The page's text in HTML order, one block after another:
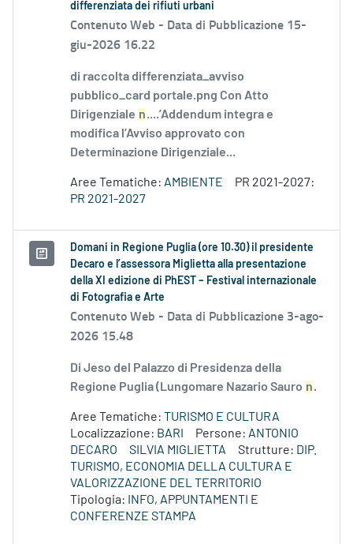
differenziata dei rifiuti urbani
Contenuto Web - Data di Pubblicazione 15-
giu-2026 16.22
di raccolta differenziata_avviso
pubblico_card portale.png Con Atto
Dirigenziale n....’Addendum integra e
modifica l’Avviso approvato con
Determinazione Dirigenziale...
Aree Tematiche: AMBIENTE
PR 2021-2027:
PR 2021-2027
Domani in Regione Puglia (ore 10.30) il presidente
Decaro e l’assessora Miglietta alla presentazione
della XI edizione di PhEST – Festival internazionale
di Fotografia e Arte
Contenuto Web - Data di Pubblicazione 3-ago-
2026 15.48
Di Jeso del Palazzo di Presidenza della
Regione Puglia (Lungomare Nazario Sauro n.
Aree Tematiche: TURISMO E CULTURA
Localizzazione: BARI Persone: ANTONIO
DECARO
SILVIA MIGLIETTA Strutture: DIP.
TURISMO, ECONOMIA DELLA CULTURA E
VALORIZZAZIONE DEL TERRITORIO
Tipologia:
INFO, APPUNTAMENTI E
CONFERENZE STAMPA